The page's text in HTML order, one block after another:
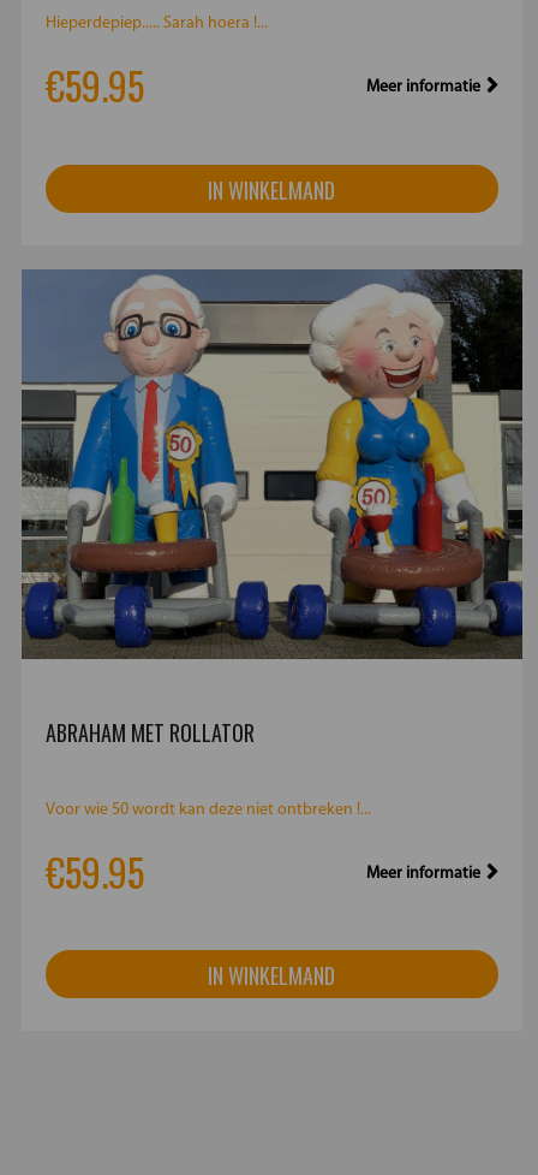
Hieperdepiep..... Sarah hoera !...
€59.95 Meer informatie
IN WINKELMAND
ABRAHAM MET ROLLATOR
Voor wie 50 wordt kan deze niet ontbreken !...
€59.95 Meer informatie
IN WINKELMAND